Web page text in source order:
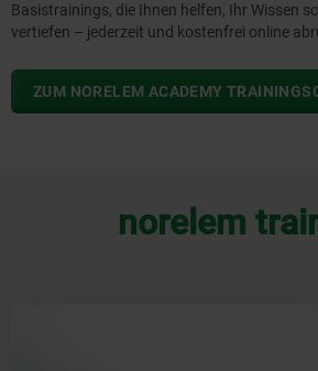
Basistrainings, die Ihnen helfen, Ihr Wissen
vertiefen – jederzeit und kostenfrei online
ZUM NORELEM ACADEMY
norelem